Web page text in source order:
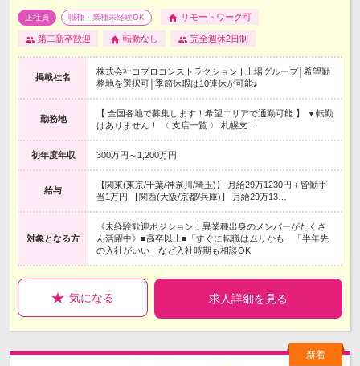
正社員 職種・業種未経験OK リモートワーク可
第二新卒歓迎 転勤なし 完全週休2日制
掲載社名
株式会社コプロコンストラクション | 上場グループ│希望勤
務地を選択可│季節休暇は10連休が可能♪
勤務地
【 全国各地で募集します！希望エリアで通勤可能 】 ▼転勤
はありません！ 〈 支店一覧 〉 札幌支…
初年度年収 300万円～1,200万円
給与
【関東(東京/千葉/神奈川/埼玉)】 月給29万1230円＋皆勤手
当1万円 【関西(大阪/京都/兵庫)】 月給29万13…
対象となる方
《未経験歓迎ポジション！異業種出身のメンバーがたくさ
ん活躍中》■高卒以上■「すぐに転職はムリかも」「半年先
の入社がいい」など入社時期も相談OK
気になる 求人詳細を見る